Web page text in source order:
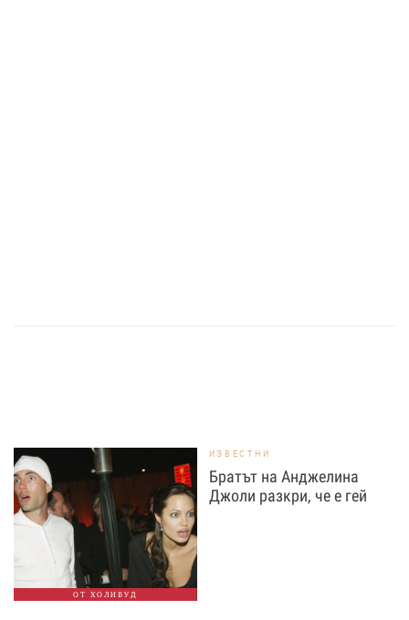
ОТ ХОЛИВУД
ИЗВЕСТНИ
Братът на Анджелина
Джоли разкри, че е гей